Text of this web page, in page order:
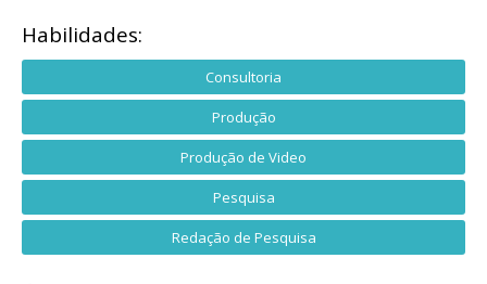
Habilidades:
Consultoria
Produção
Produção de Video
Pesquisa
Redação de Pesquisa